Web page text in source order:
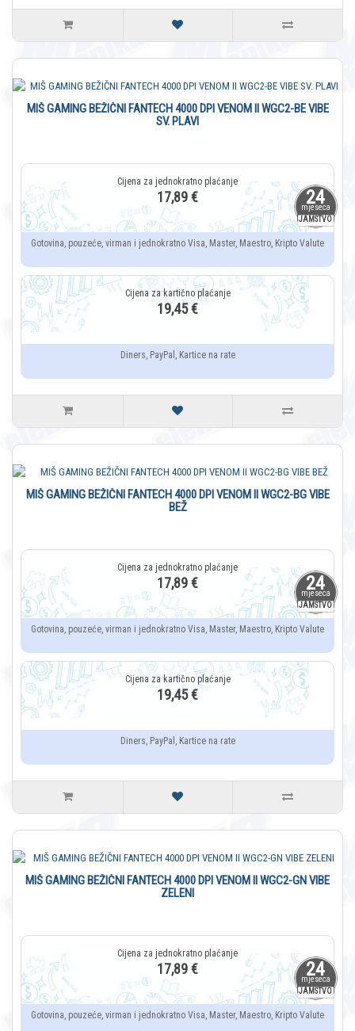
24
mjeseca
JAMSTVO
MIŠ GAMING BEŽIČNI FANTECH 4000 DPI VENOM II WGC2-BE VIBE
SV. PLAVI
17,89 €
Gotovina, pouzeće, virman i jednokratno Visa, Master, Maestro, Kripto Valute
19,45 €
Diners, PayPal, Kartice na rate
24
mjeseca
JAMSTVO
MIŠ GAMING BEŽIČNI FANTECH 4000 DPI VENOM II WGC2-BG VIBE
BEŽ
17,89 €
Gotovina, pouzeće, virman i jednokratno Visa, Master, Maestro, Kripto Valute
19,45 €
Diners, PayPal, Kartice na rate
24
mjeseca
JAMSTVO
MIŠ GAMING BEŽIČNI FANTECH 4000 DPI VENOM II WGC2-GN VIBE
ZELENI
17,89 €
Gotovina, pouzeće, virman i jednokratno Visa, Master, Maestro, Kripto Valute